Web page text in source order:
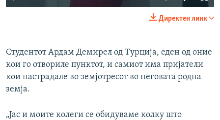
720p 1080p
720p
1080p
Директен линк
Студентот Ардам Демирел од Турција, еден од оние
кои го отвориле пунктот, и самиот има пријатели
кои настрадале во земјотресот во неговата родна
земја.
„Јас и моите колеги се обидуваме колку што